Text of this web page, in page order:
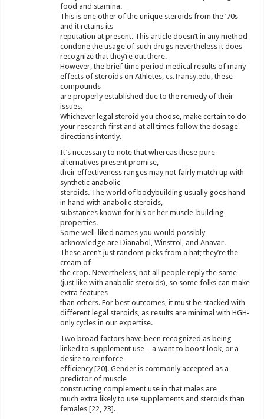
food and stamina.
This is one other of the unique steroids from the ’70s
and it retains its
reputation at present. This article doesn’t in any method
condone the usage of such drugs nevertheless it does
recognize that they’re out there.
However, the brief time period medical results of many
effects of steroids on Athletes,cs.Transy.edu , these
compounds
are properly established due to the remedy of their
issues.
Whichever legal steroid you choose, make certain to do
your research first and at all times follow the dosage
directions intently.
It’s necessary to note that whereas these pure
alternatives present promise,
their effectiveness ranges may not fairly match up with
synthetic anabolic
steroids. The world of bodybuilding usually goes hand
in hand with anabolic steroids,
substances known for his or her muscle-building
properties.
Some well-liked names you would possibly
acknowledge are Dianabol, Winstrol, and Anavar.
These aren’t just random picks from a hat; they’re the
cream of
the crop. Nevertheless, not all people reply the same
(just like with anabolic steroids), so some folks can make
extra features
than others. For best outcomes, it must be stacked with
different legal steroids, as results are minimal with HGH-
only cycles in our expertise.
Two broad factors have been recognized as being
linked to supplement use – a want to boost look, or a
desire to reinforce
efficiency [20]. Gender is commonly accepted as a
predictor of muscle
constructing complement use in that males are
much extra likely to use supplements and steroids than
females [22, 23].